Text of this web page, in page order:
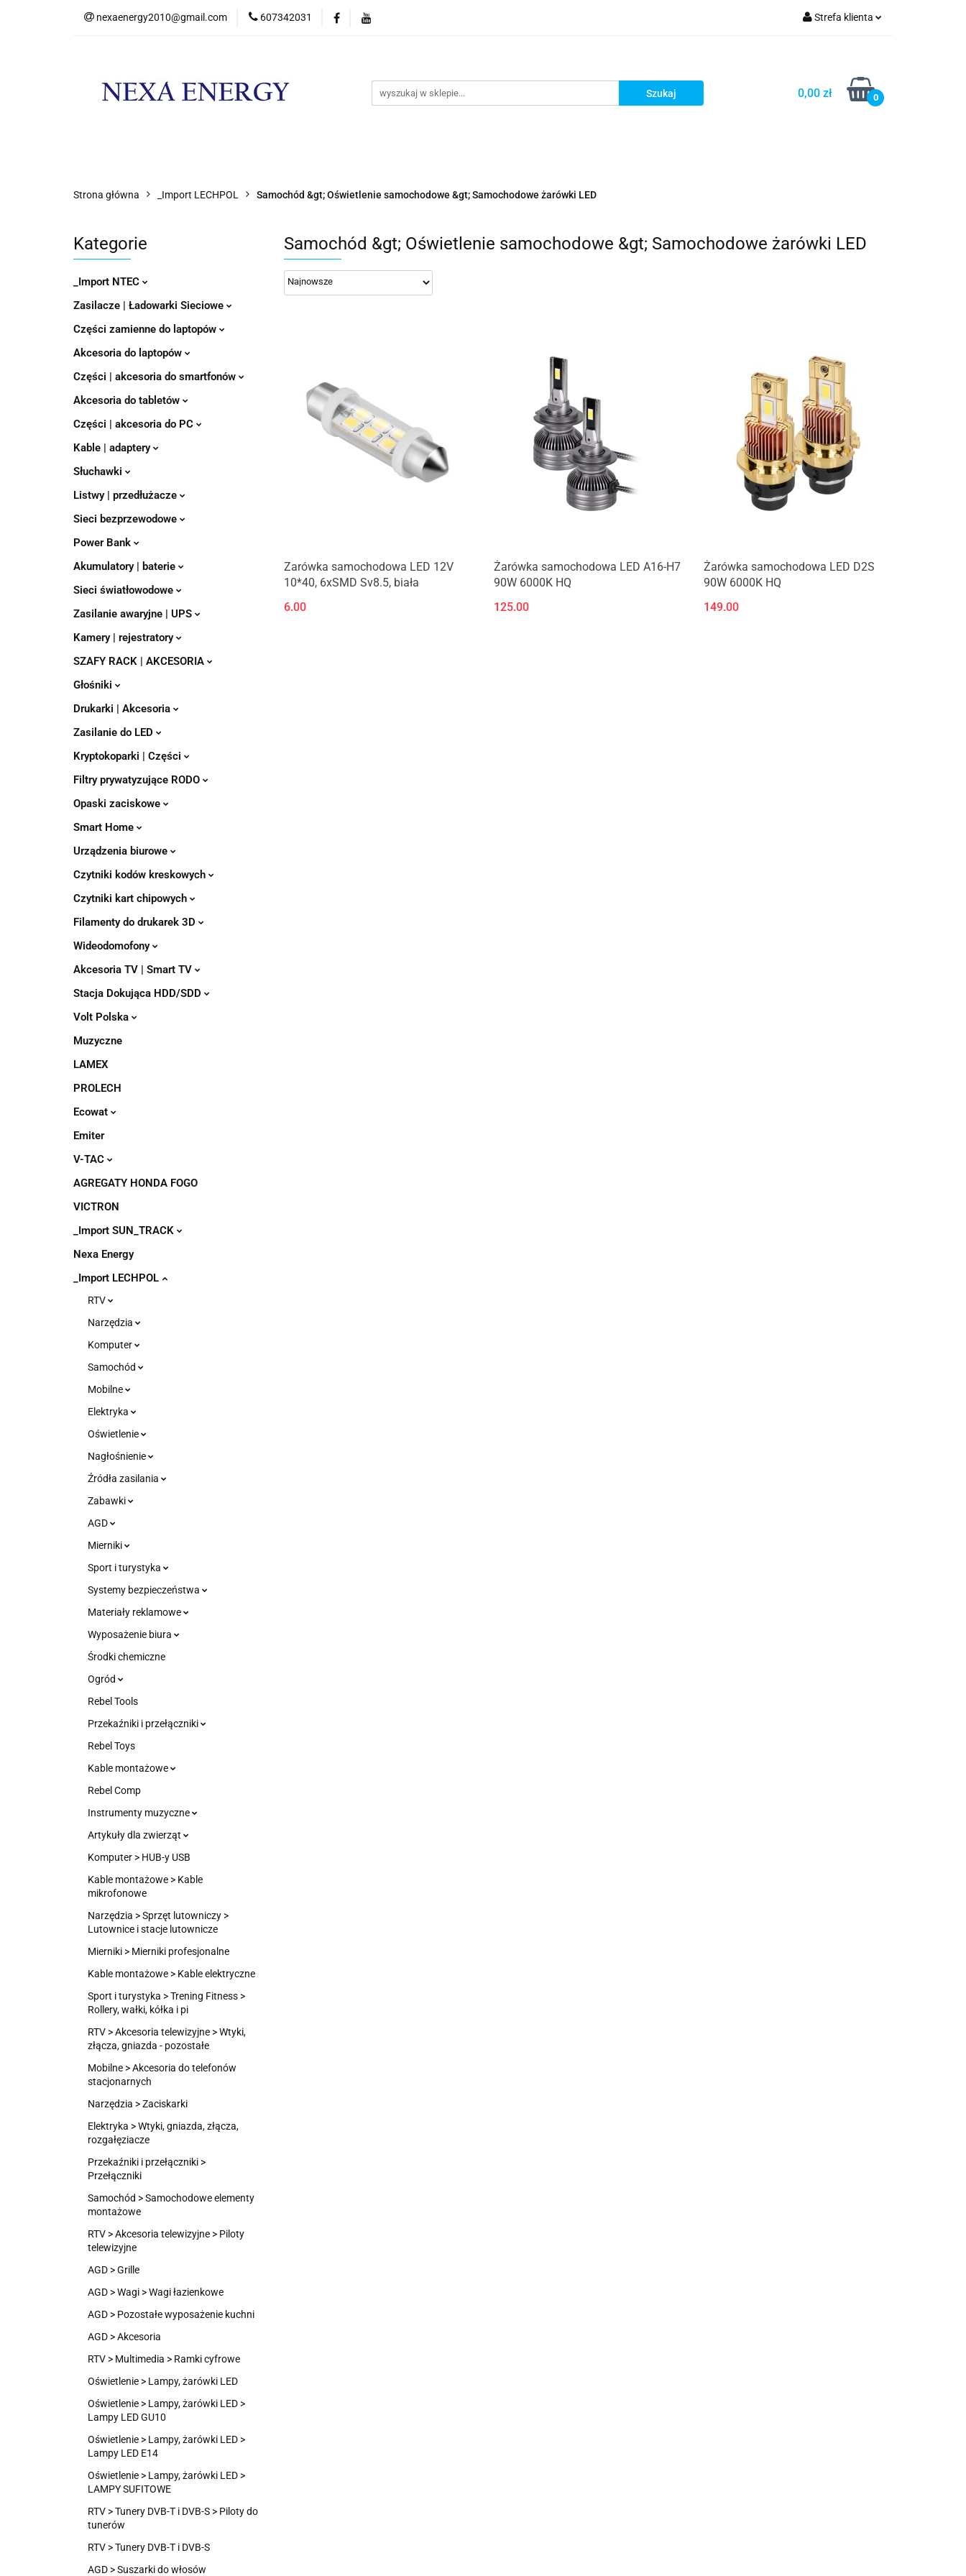
nexaenergy2010@gmail.com 607342031 Strefa klienta
Zarejestruj się
Dodaj zgłoszenie
0,00 zł 0
Strona główna _Import LECHPOL Samochód &gt; Oświetlenie samochodowe &gt; Samochodowe żarówki LED
Kategorie
_Import NTEC
Zasilacze | Ładowarki Sieciowe
Części zamienne do laptopów
Akcesoria do laptopów
Części | akcesoria do smartfonów
Akcesoria do tabletów
Części | akcesoria do PC
Kable | adaptery
Słuchawki
Listwy | przedłużacze
Sieci bezprzewodowe
Power Bank
Akumulatory | baterie
Sieci światłowodowe
Zasilanie awaryjne | UPS
Kamery | rejestratory
SZAFY RACK | AKCESORIA
Głośniki
Drukarki | Akcesoria
Zasilanie do LED
Kryptokoparki | Części
Filtry prywatyzujące RODO
Opaski zaciskowe
Smart Home
Urządzenia biurowe
Czytniki kodów kreskowych
Czytniki kart chipowych
Filamenty do drukarek 3D
Wideodomofony
Akcesoria TV | Smart TV
Stacja Dokująca HDD/SDD
Volt Polska
Muzyczne
LAMEX
PROLECH
Ecowat
Emiter
V-TAC
AGREGATY HONDA FOGO
VICTRON
_Import SUN_TRACK
Nexa Energy
_Import LECHPOL
RTV
Narzędzia
Komputer
Samochód
Mobilne
Elektryka
Oświetlenie
Nagłośnienie
Źródła zasilania
Zabawki
AGD
Mierniki
Sport i turystyka
Systemy bezpieczeństwa
Materiały reklamowe
Wyposażenie biura
Środki chemiczne
Ogród
Rebel Tools
Przekaźniki i przełączniki
Rebel Toys
Kable montażowe
Rebel Comp
Instrumenty muzyczne
Artykuły dla zwierząt
Komputer > HUB-y USB
Kable montażowe > Kable
mikrofonowe
Narzędzia > Sprzęt lutowniczy >
Lutownice i stacje lutownicze
Mierniki > Mierniki profesjonalne
Kable montażowe > Kable elektryczne
Sport i turystyka > Trening Fitness >
Rollery, wałki, kółka i pi
RTV > Akcesoria telewizyjne > Wtyki,
złącza, gniazda - pozostałe
Mobilne > Akcesoria do telefonów
stacjonarnych
Narzędzia > Zaciskarki
Elektryka > Wtyki, gniazda, złącza,
rozgałęziacze
Przekaźniki i przełączniki >
Przełączniki
Samochód > Samochodowe elementy
montażowe
RTV > Akcesoria telewizyjne > Piloty
telewizyjne
AGD > Grille
AGD > Wagi > Wagi łazienkowe
AGD > Pozostałe wyposażenie kuchni
AGD > Akcesoria
RTV > Multimedia > Ramki cyfrowe
Oświetlenie > Lampy, żarówki LED
Oświetlenie > Lampy, żarówki LED >
Lampy LED GU10
Oświetlenie > Lampy, żarówki LED >
Lampy LED E14
Oświetlenie > Lampy, żarówki LED >
LAMPY SUFITOWE
RTV > Tunery DVB-T i DVB-S > Piloty do
tunerów
RTV > Tunery DVB-T i DVB-S
AGD > Suszarki do włosów
Samochód &gt; Oświetlenie samochodowe &gt; Samochodowe żarówki LED
Zarówka samochodowa LED 12V
10*40, 6xSMD Sv8.5, biała
6.00
Żarówka samochodowa LED A16-H7
90W 6000K HQ
125.00
Żarówka samochodowa LED D2S
90W 6000K HQ
149.00